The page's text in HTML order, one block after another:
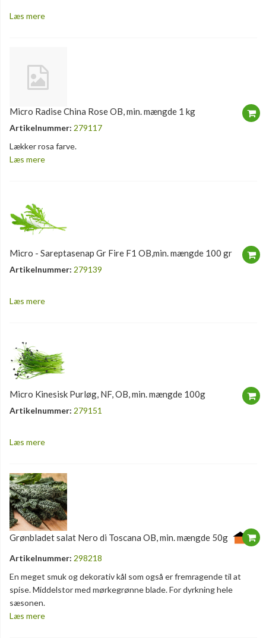
Læs mere
Micro Radise China Rose OB, min. mængde 1 kg
Artikelnummer: 279117
Lækker rosa farve.
Læs mere
Micro - Sareptasenap Gr Fire F1 OB,min. mængde 100 gr
Artikelnummer: 279139
Læs mere
Micro Kinesisk Purløg, NF, OB, min. mængde 100g
Artikelnummer: 279151
Læs mere
Grønbladet salat Nero di Toscana OB, min. mængde 50g
Artikelnummer: 298218
En meget smuk og dekorativ kål som også er fremragende til at
spise. Middelstor med mørkegrønne blade. For dyrkning hele
sæsonen.
Læs mere